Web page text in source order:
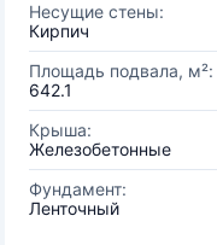
Несущие стены:
Кирпич
Площадь подвала, м²:
642.1
Крыша:
Железобетонные
Фундамент:
Ленточный